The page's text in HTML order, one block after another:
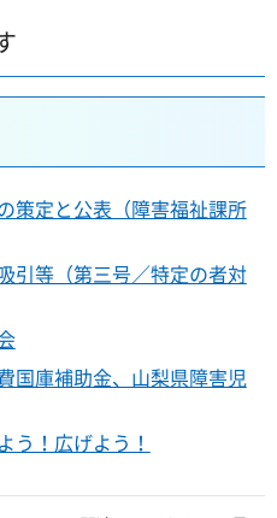
策定と公表（障害福祉課所
引等（第三号／特定の者対
国庫補助金、山梨県障害児
う！広げよう！